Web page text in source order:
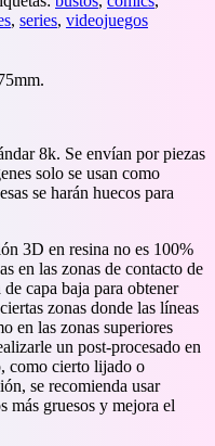
, series, videojuegos
8k. Se envían por piezas
solo se usan como
se harán huecos para
3D en resina no es 100%
en las zonas de contacto de
capa baja para obtener
zonas donde las líneas
en las zonas superiores
un post-procesado en
como cierto lijado o
se recomienda usar
gruesos y mejora el